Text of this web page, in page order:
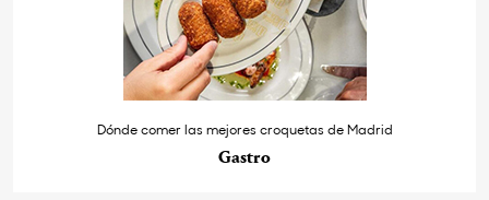
Dónde comer las mejores croquetas de Madrid
Gastro